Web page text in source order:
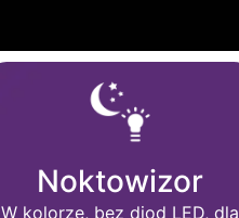
Noktowizor
W kolorze, bez diod LED, dla